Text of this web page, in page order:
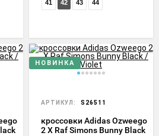
41 42 43 44
НОВИНКА
АРТИКУЛ: S26511
кроссовки Adidas Ozweego
2 X Raf Simons Bunny Black